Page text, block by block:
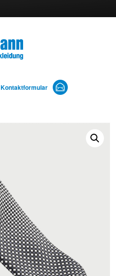
Kontaktformular